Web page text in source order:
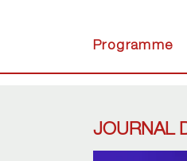
Programme
JOURNAL